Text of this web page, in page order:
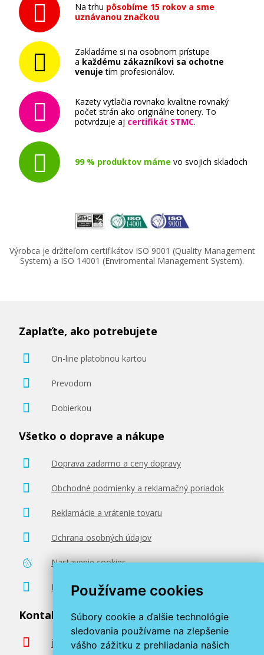
Používame cookies
Súbory cookie a ďalšie technológie
sledovania používame na zlepšenie
vášho zážitku z prehliadania našich
Na trhu pôsobíme 15 rokov a sme
uznávanou značkou
Zakladáme si na osobnom prístupe
a každému zákazníkovi sa ochotne
venuje tím profesionálov.
Kazety vytlačia rovnako kvalitne rovnaký
počet strán ako originálne tonery. To
potvrdzuje aj certifikát STMC.
99 % produktov máme vo svojich skladoch
Výrobca je držiteľom certifikátov ISO 9001 (Quality Management
System) a ISO 14001 (Enviromental Management System).
Zaplaťte, ako potrebujete
On-line platobnou kartou
Prevodom
Dobierkou
Všetko o doprave a nákupe
Doprava zadarmo a ceny dopravy
Obchodné podmienky a reklamačný poriadok
Reklamácie a vrátenie tovaru
Ochrana osobných údajov
Nastavenie cookies
Poradenstvo zadarmo
Kontaktujte nás
info@miroluk.sk